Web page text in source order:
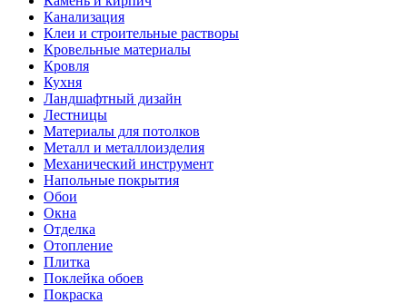
Канализация
Клеи и строительные растворы
Кровельные материалы
Кровля
Кухня
Ландшафтный дизайн
Лестницы
Материалы для потолков
Металл и металлоизделия
Механический инструмент
Напольные покрытия
Обои
Окна
Отделка
Отопление
Плитка
Поклейка обоев
Покраска